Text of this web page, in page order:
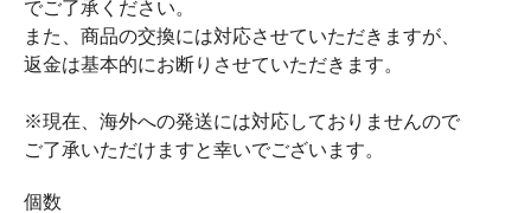
でご了承ください。
また、商品の交換には対応させていただきますが、
返金は基本的にお断りさせていただきます。
※現在、海外への発送には対応しておりませんので
ご了承いただけますと幸いでございます。
個数